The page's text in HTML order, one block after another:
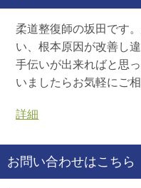
柔道整復師の坂田です
い、根本原因が改善し
手伝いが出来ればと思
いましたらお気軽にご相
詳細
お問い合わせはこちら